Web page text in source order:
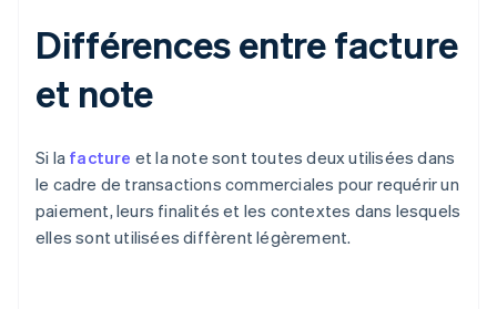
Différences entre facture
et note
Si la facture et la note sont toutes deux utilisées dans
le cadre de transactions commerciales pour requérir un
paiement, leurs finalités et les contextes dans lesquels
elles sont utilisées diffèrent légèrement.